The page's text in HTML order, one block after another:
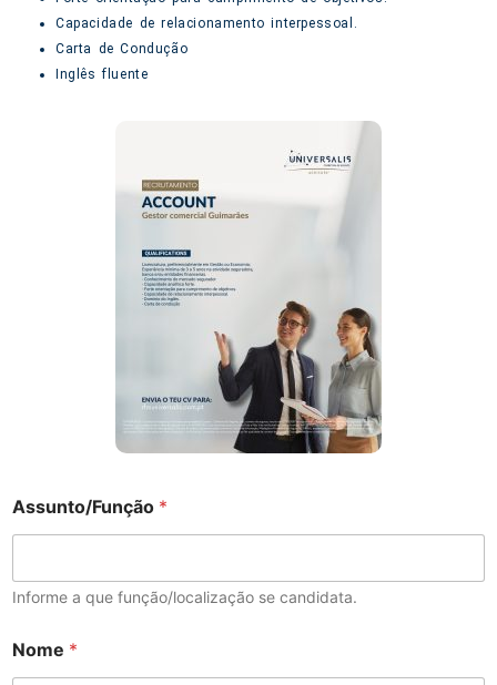
Capacidade de relacionamento interpessoal.
Carta de Condução
Inglês fluente
Assunto/Função *
Informe a que função/localização se candidata.
Nome *